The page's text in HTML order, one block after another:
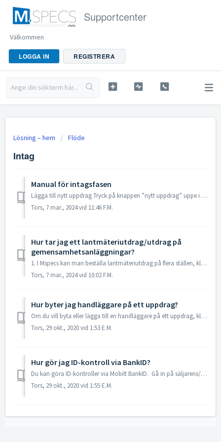
Supportcenter
Välkommen
LOGGA IN REGISTRERA
Lösning – hem Flöde
Intag
Manual för intagsfasen
Lägga till nytt uppdrag Tryck på knappen ”nytt uppdrag” uppe i högra hörnet i flödesvyn, som ni ser när ni precis loggat in i systemet. Välj ...
Tors, 7 mar., 2024 vid 11:46 F.M.
Hur tar jag ett lantmäteriutdrag/utdrag på
gemensamhetsanläggningar?
1. I Mspecs kan man beställa lantmäteriutdrag på flera ställen, klicka på moduler och välj sedan "Beställ lantmäteriutdrag". 2. Välj den informat...
Tors, 7 mar., 2024 vid 10:02 F.M.
Hur byter jag handläggare på ett uppdrag?
Om du vill byta eller lägga till en handläggare på ett uppdrag, klicka på intag i vänstermenyn i objektet och sedan på handläggare. 1. För att lägga t...
Tors, 29 okt., 2020 vid 1:53 E.M.
Hur gör jag ID-kontroll via BankID?
Du kan göra ID-kontroller via Mobilt BankID. Gå in på säljarens/köparens kontaktkort. Gå till fliken ID kontroll, där kan du även på högra sidan se o...
Tors, 29 okt., 2020 vid 1:55 E.M.